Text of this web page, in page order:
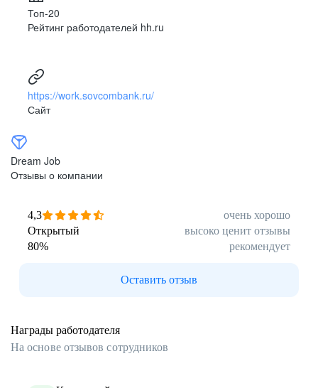
Топ-20
Рейтинг работодателей hh.ru
https://work.sovcombank.ru/
Сайт
Dream Job
Отзывы о компании
4,3
очень хорошо
Открытый
высоко ценит отзывы
80% рекомендует
Оставить отзыв
Награды работодателя
На основе отзывов сотрудников